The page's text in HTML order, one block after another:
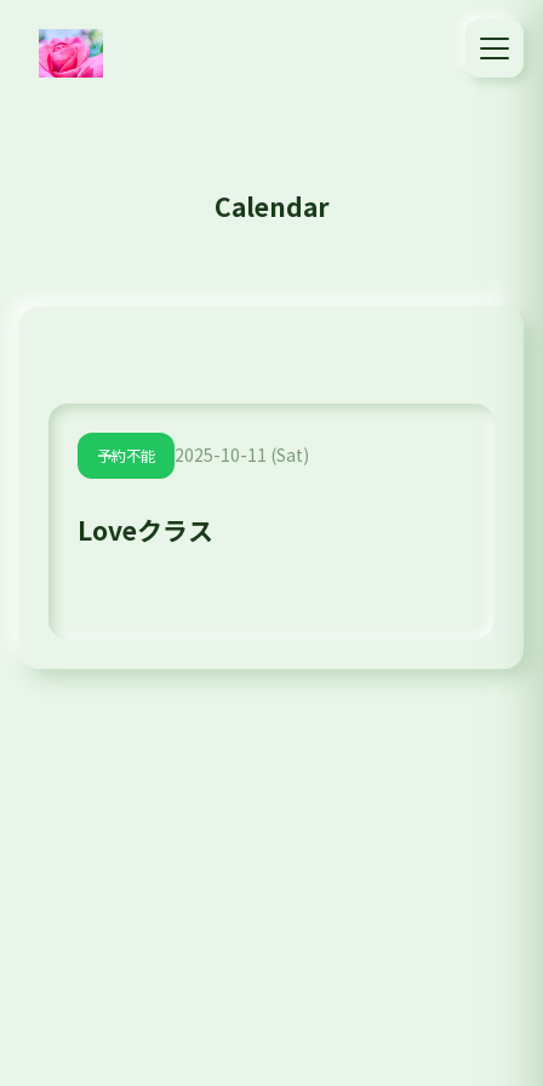
Calendar
予約不能 2025-10-11 (Sat)
Loveクラス